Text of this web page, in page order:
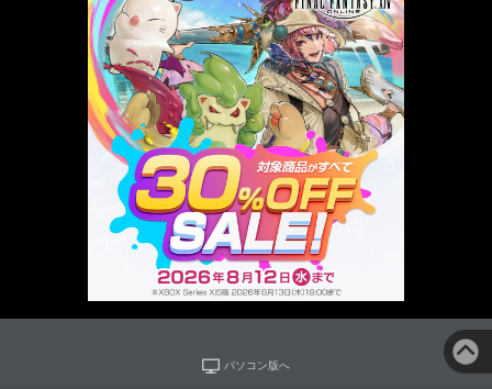
パソコン版へ